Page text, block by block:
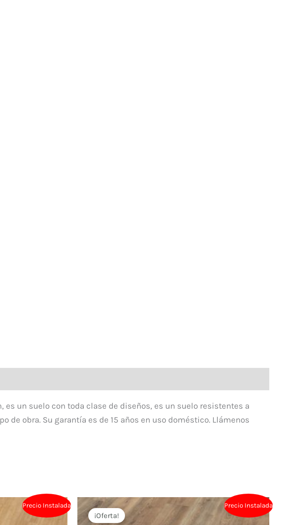
es un suelo con toda clase de diseños, es un suelo resistentes a
obra. Su garantía es de 15 años en uso doméstico. Llámenos
Precio Instalada Precio Instalada
¡Oferta!